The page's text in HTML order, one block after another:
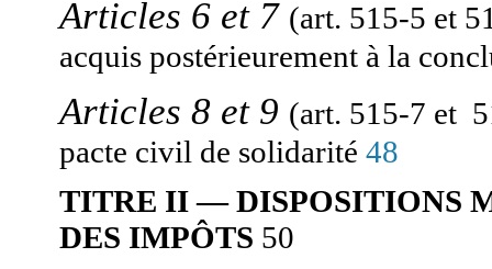
Articles 6 et 7 (art. 515-5 et
acquis postérieurement à la
Articles 8 et 9 (art. 515-7 et
pacte civil de solidarité 48
TITRE II — DISPOSITIONS
DES IMPÔTS 50